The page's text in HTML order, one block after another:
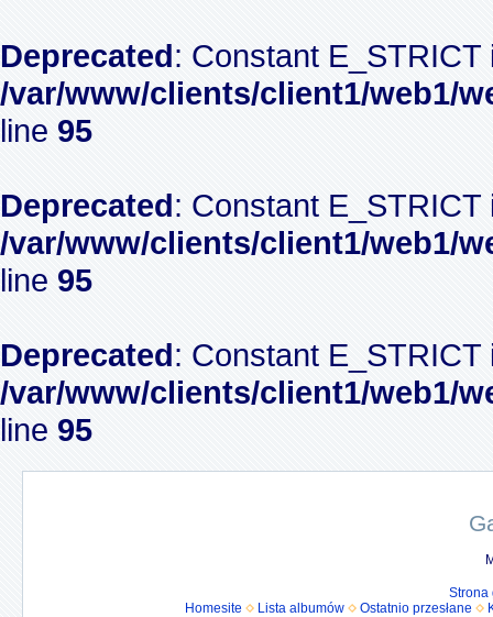
Deprecated: Constant
/var/www/clients/client1/web1/
line 95
Deprecated: Constant
/var/www/clients/client1/web1/
line 95
Deprecated: Constant
/var/www/clients/client1/web1/
line 95
Strona
Homesite
Lista albumów Ostatnio przesłane